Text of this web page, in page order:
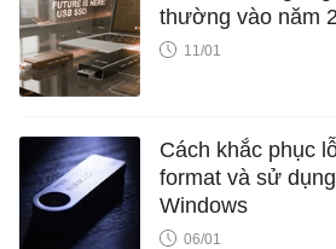
thường vào năm
11/01
Cách khắc phục
format và sử
Windows
06/01